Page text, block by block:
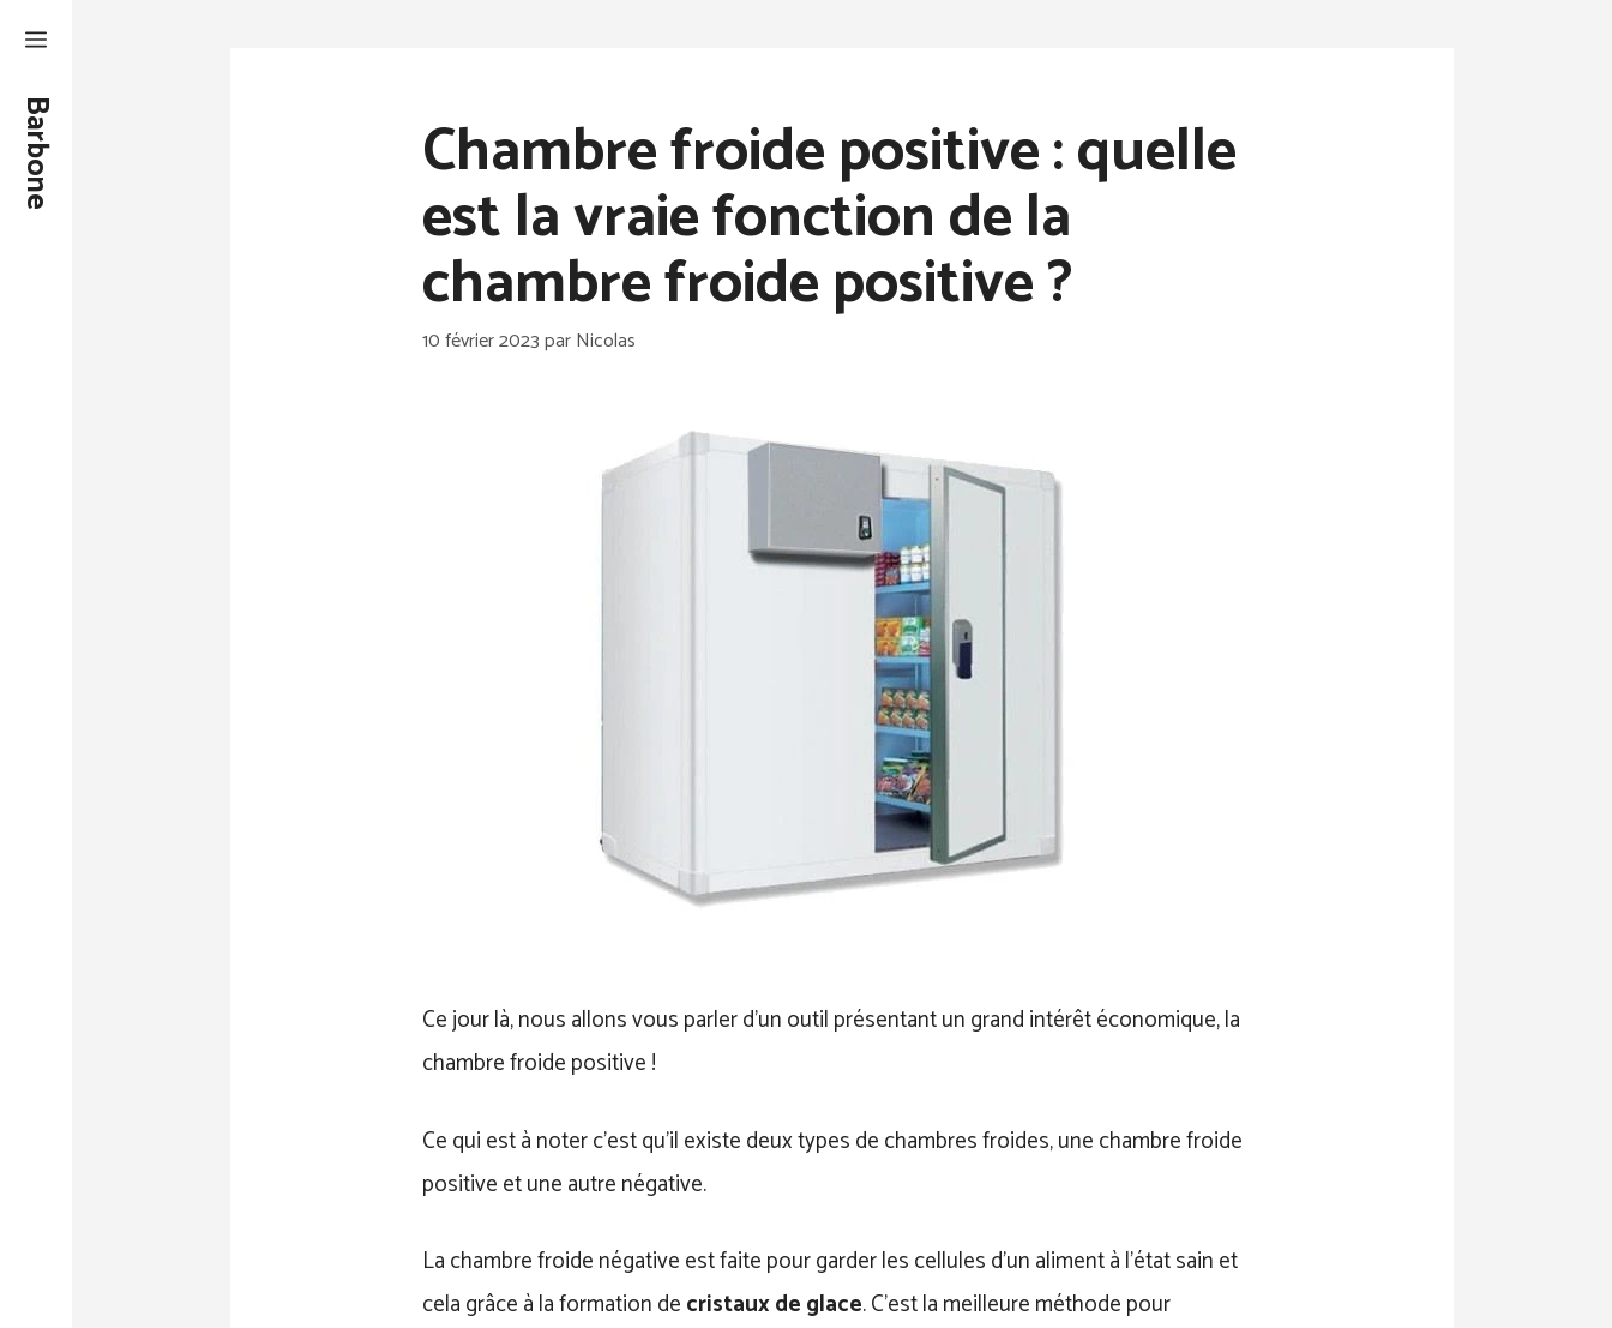
Barbone Chambre froide positive : quelle
est la vraie fonction de la
chambre froide positive ?
10 février 2023parNicolas
Ce jour là, nous allons vous parler d’un outil présentant un grand intérêt économique, la
chambre froide positive !
Ce qui est à noter c’est qu’il existe deux types de chambres froides, une chambre froide
positive et une autre négative.
La chambre froide négative est faite pour garder les cellules d’un aliment à l’état sain et
cela grâce à la formation decristaux de glace. C’est la meilleure méthode pour